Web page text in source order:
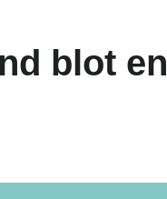
blot en